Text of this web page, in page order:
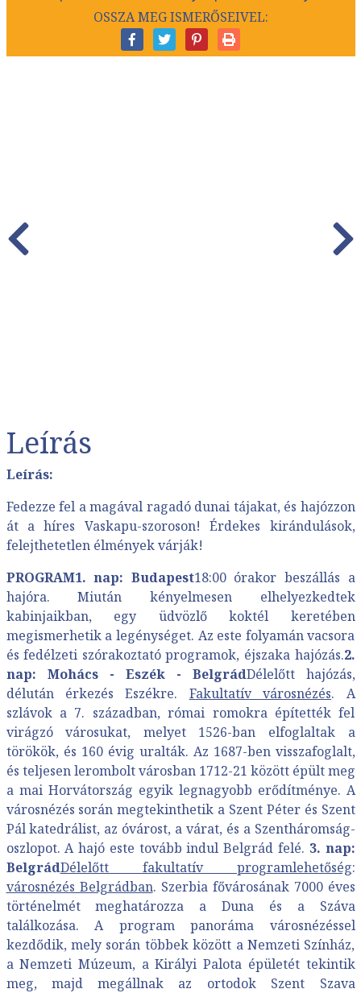
OSSZA MEG ISMERŐSEIVEL:
Leírás
Leírás:
Fedezze fel a magával ragadó dunai tájakat, és hajózzon
át a híres Vaskapu-szoroson! Érdekes kirándulások,
felejthetetlen élmények várják!
PROGRAM1. nap: Budapest18:00 órakor beszállás a
hajóra. Miután kényelmesen elhelyezkedtek
kabinjaikban, egy üdvözlő koktél keretében
megismerhetik a legénységet. Az este folyamán vacsora
és fedélzeti szórakoztató programok, éjszaka hajózás.2.
nap: Mohács - Eszék - BelgrádDélelőtt hajózás,
délután érkezés Eszékre. Fakultatív városnézés. A
szlávok a 7. században, római romokra építették fel
virágzó városukat, melyet 1526-ban elfoglaltak a
törökök, és 160 évig uralták. Az 1687-ben visszafoglalt,
és teljesen lerombolt városban 1712-21 között épült meg
a mai Horvátország egyik legnagyobb erődítménye. A
városnézés során megtekinthetik a Szent Péter és Szent
Pál katedrálist, az óvárost, a várat, és a Szentháromság-
oszlopot. A hajó este tovább indul Belgrád felé. 3. nap:
BelgrádDélelőtt fakultatív programlehetőség:
városnézés Belgrádban. Szerbia fővárosának 7000 éves
történelmét meghatározza a Duna és a Száva
találkozása. A program panoráma városnézéssel
kezdődik, mely során többek között a Nemzeti Színház,
a Nemzeti Múzeum, a Királyi Palota épületét tekintik
meg, majd megállnak az ortodok Szent Szava